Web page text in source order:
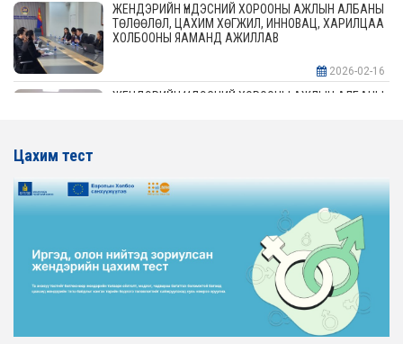
ЖЕНДЭРИЙН ҮНДЭСНИЙ ХОРООНЫ АЖЛЫН АЛБАНЫ
ТӨЛӨӨЛӨЛ, ЦАХИМ ХӨГЖИЛ, ИННОВАЦ, ХАРИЛЦАА
ХОЛБООНЫ ЯАМАНД АЖИЛЛАВ
2026-02-16
ЖЕНДЭРИЙН ҮНДЭСНИЙ ХОРООНЫ АЖЛЫН АЛБАНЫ
ЖЕНДЭРИЙН ҮНДЭСНИЙ ХОРООНЫ АЖЛЫН АЛБАНЫ
ТӨЛӨӨЛӨЛ ХОТ БАЙГУУЛАЛТ, БАРИЛГА, ОРОН
СУУЦЖУУЛАЛТЫН ЯАМАНД АЖИЛЛАВ
2026-02-16
ЖЕНДЭРИЙН ЭРХ ТЭГШ БАЙДЛЫГ ХАНГАХ ҮЙЛ
АЖИЛЛАГААГ ЭРЧИМЖҮҮЛЭХ САРЫН ХУВААРЬТАЙ
2026-02-16
Цахим тест